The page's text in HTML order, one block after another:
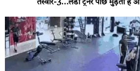
तस्वीर-3…लेडी ट्रेनर पीछे मुड़ती है